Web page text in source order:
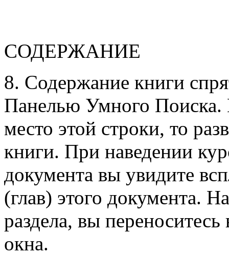
СОДЕРЖАНИЕ
8. Содержание книги
Панелью Умного
место этой строки, то
книги. При наведении
документа вы увидите
(глав) этого документа.
раздела, вы переноситесь
окна.